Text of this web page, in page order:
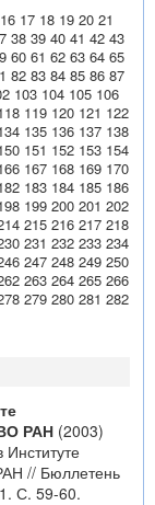
16 17 18 19 20 21
38 39 40 41 42 43
60 61 62 63 64 65
82 83 84 85 86 87
103 104 105 106
119 120 121 122
135 136 137 138
151 152 153 154
167 168 169 170
183 184 185 186
199 200 201 202
215 216 217 218
231 232 233 234
247 248 249 250
263 264 265 266
279 280 281 282
РАН (2003)
// Бюллетень
С. 59-60.